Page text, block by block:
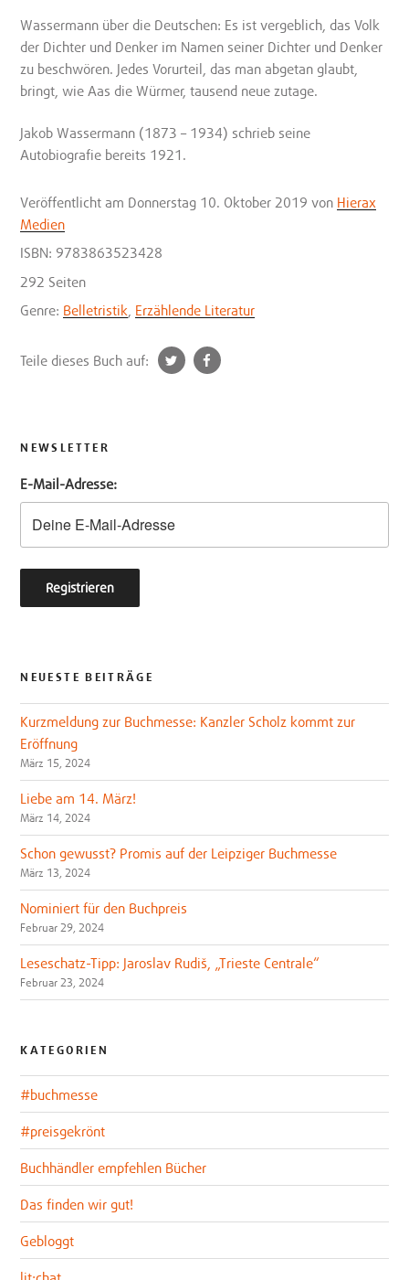
Wassermann über die Deutschen: Es ist vergeblich, das Volk
der Dichter und Denker im Namen seiner Dichter und Denker
zu beschwören. Jedes Vorurteil, das man abgetan glaubt,
bringt, wie Aas die Würmer, tausend neue zutage.
Jakob Wassermann (1873 – 1934) schrieb seine
Autobiografie bereits 1921.
Veröffentlicht am Donnerstag 10. Oktober 2019 von Hierax
Medien
ISBN: 9783863523428
292 Seiten
Genre: Belletristik Erzählende Literatur
Teile dieses Buch auf:
t
NEWSLETTER
E-Mail-Adresse:
NEUESTE BEITRÄGE
Kurzmeldung zur Buchmesse: Kanzler Scholz kommt zur
Eröffnung
März 15, 2024
Liebe am 14. März!
März 14, 2024
Schon gewusst? Promis auf der Leipziger Buchmesse
März 13, 2024
Nominiert für den Buchpreis
Februar 29, 2024
Leseschatz-Tipp: Jaroslav Rudiš, „Trieste Centrale“
Februar 23, 2024
KATEGORIEN
#buchmesse
#preisgekrönt
Buchhändler empfehlen Bücher
Das finden wir gut!
Gebloggt